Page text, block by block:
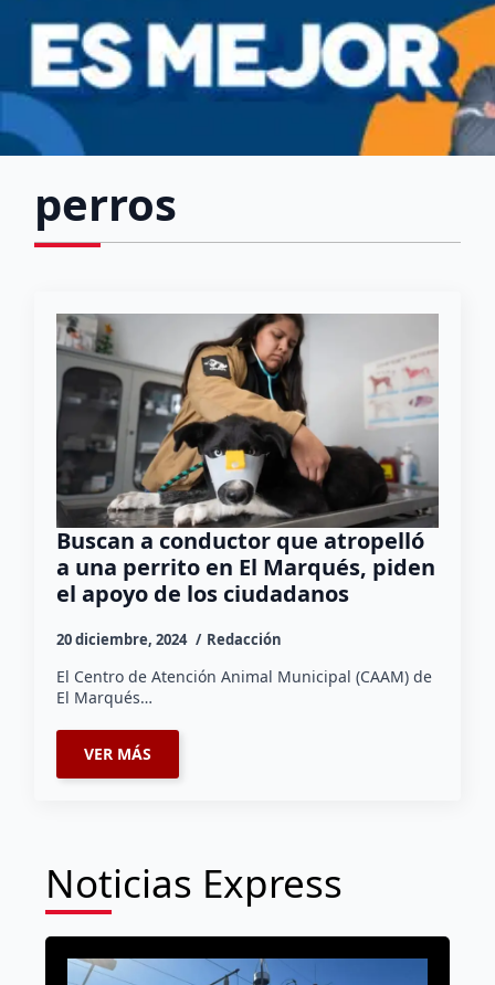
perros
Buscan a conductor que atropelló
a una perrito en El Marqués, piden
el apoyo de los ciudadanos
20 diciembre, 2024 Redacción
El Centro de Atención Animal Municipal (CAAM) de
El Marqués…
VER MÁS
Noticias Express